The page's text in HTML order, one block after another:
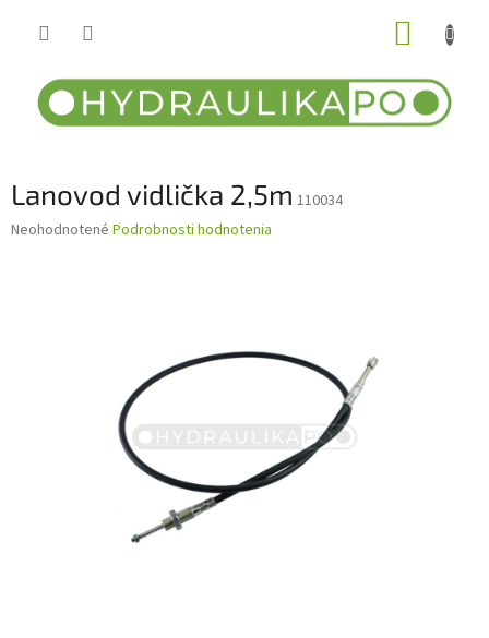
Lanovod vidlička 2,5m 110034
Priemerné
Neohodnotené Podrobnosti hodnotenia